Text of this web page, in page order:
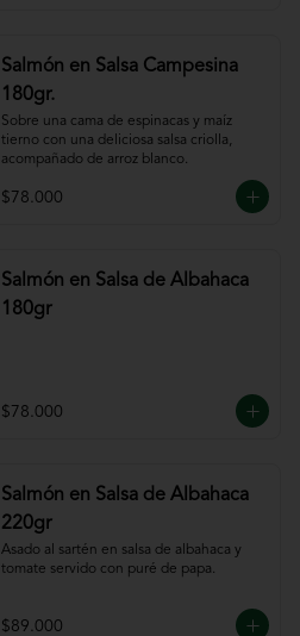
Salmón en Salsa Campesina
180gr.
Sobre una cama de espinacas y maíz
tierno con una deliciosa salsa criolla,
acompañado de arroz blanco.
$78.000
Salmón en Salsa de Albahaca
180gr
$78.000
Salmón en Salsa de Albahaca
220gr
Asado al sartén en salsa de albahaca y
tomate servido con puré de papa.
$89.000